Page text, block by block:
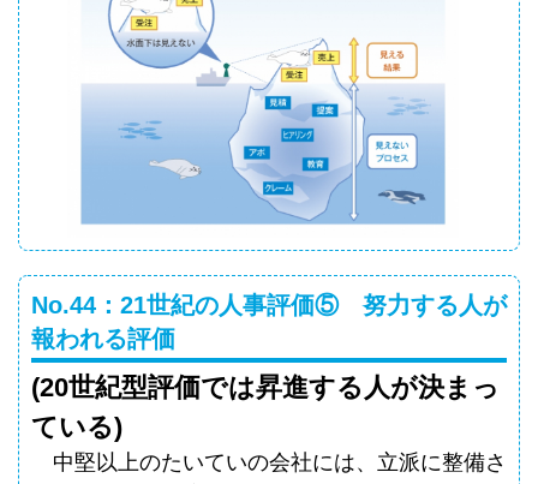
No.44：21世紀の人事評価⑤ 努力する人が
報われる評価
(20世紀型評価では昇進する人が決まっ
ている)
中堅以上のたいていの会社には、立派に整備さ